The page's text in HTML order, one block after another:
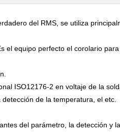
del RMS, se utiliza
el equipo perfecto el corolario
ISO12176-2 en voltaje de la
de la temperatura, el etc.
del parámetro, la detección y la